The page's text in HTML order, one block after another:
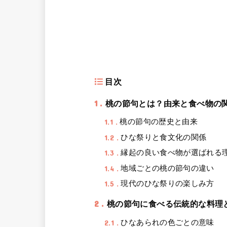
目次
1 桃の節句とは？由来と食べ物の
1.1 桃の節句の歴史と由来
1.2 ひな祭りと食文化の関係
1.3 縁起の良い食べ物が選ばれる
1.4 地域ごとの桃の節句の違い
1.5 現代のひな祭りの楽しみ方
2 桃の節句に食べる伝統的な料理
2.1 ひなあられの色ごとの意味